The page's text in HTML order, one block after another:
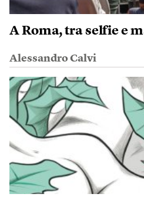
A Roma, tra selfie e
Alessandro Calvi